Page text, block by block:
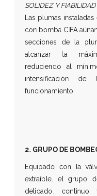
SOLIDEZ Y FIABILIDAD
Las plumas
con bomba CIFA
secciones de la
alcanzar la
reduciendo al
intensificación
funcionamiento.
2. GRUPO DE
Equipado con la
extraíble, el grupo
delicado, continuo